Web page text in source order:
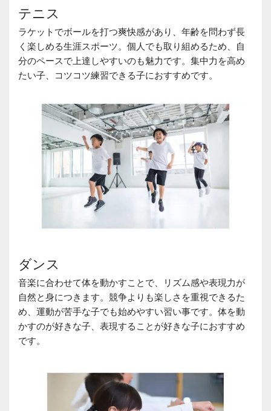
テニス
ラケットでボールを打つ爽快感があり、年齢を問わず長
く楽しめる生涯スポーツ。個人でも取り組めるため、自
分のペースで上達しやすいのも魅力です。集中力を高め
たい子、コツコツ練習できる子におすすめです。
ダンス
音楽に合わせて体を動かすことで、リズム感や表現力が
自然と身につきます。競争よりも楽しさを重視できるた
め、運動が苦手な子でも始めやすい習い事です。体を動
かすのが好きな子、表現することが好きな子におすすめ
です。